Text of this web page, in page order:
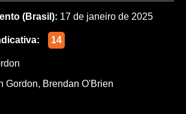
(Brasil): 17 de janeiro de 2025
14
Gordon, Brendan O'Brien